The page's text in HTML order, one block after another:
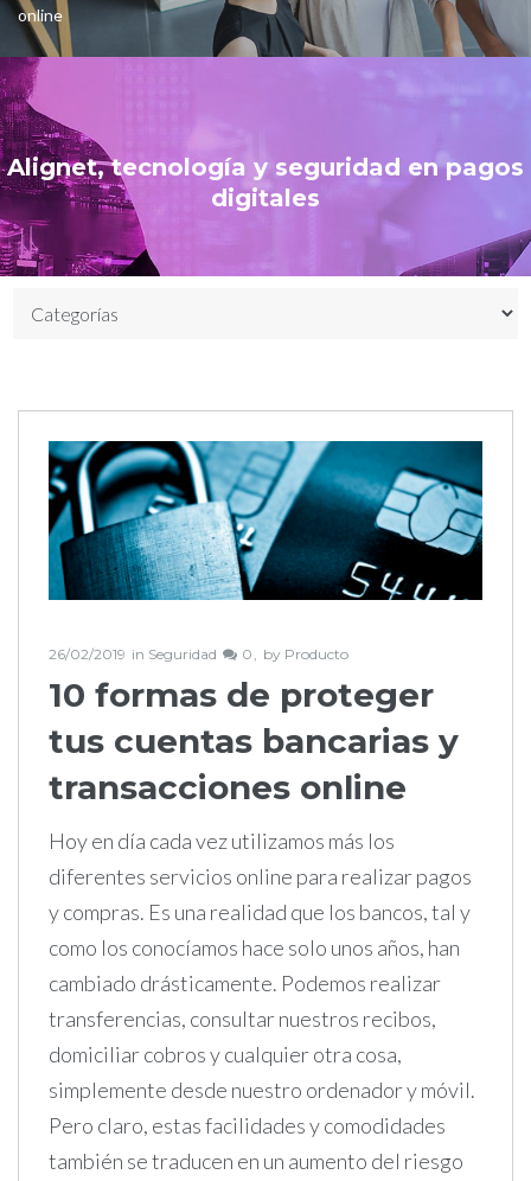
online
Alignet, tecnología y seguridad en pagos
digitales
26/02/2019 in Seguridad 0 by Producto
10 formas de proteger
tus cuentas bancarias y
transacciones online
Hoy en día cada vez utilizamos más los
diferentes servicios online para realizar pagos
y compras. Es una realidad que los bancos, tal y
como los conocíamos hace solo unos años, han
cambiado drásticamente. Podemos realizar
transferencias, consultar nuestros recibos,
domiciliar cobros y cualquier otra cosa,
simplemente desde nuestro ordenador y móvil.
Pero claro, estas facilidades y comodidades
también se traducen en un aumento del riesgo